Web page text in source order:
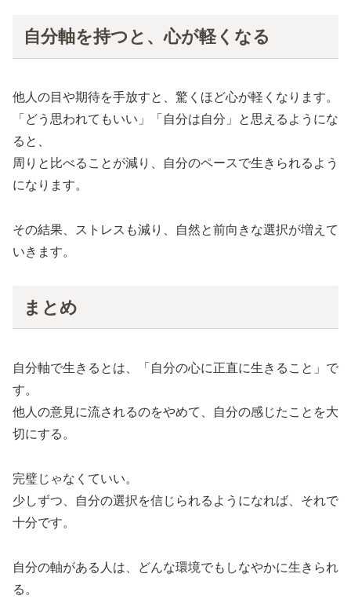
自分軸を持つと、心が軽くなる
他人の目や期待を手放すと、驚くほど心が軽くなります。
「どう思われてもいい」「自分は自分」と思えるようにな
ると、
周りと比べることが減り、自分のペースで生きられるよう
になります。
その結果、ストレスも減り、自然と前向きな選択が増えて
いきます。
まとめ
自分軸で生きるとは、「自分の心に正直に生きること」で
す。
他人の意見に流されるのをやめて、自分の感じたことを大
切にする。
完璧じゃなくていい。
少しずつ、自分の選択を信じられるようになれば、それで
十分です。
自分の軸がある人は、どんな環境でもしなやかに生きられ
る。